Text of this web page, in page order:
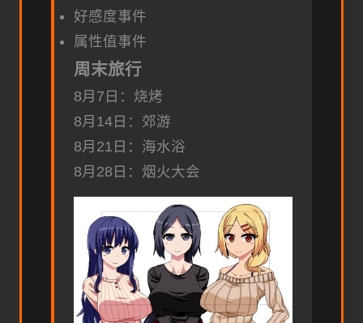
好感度事件
属性值事件
周末旅行
8月7日：烧烤
8月14日：郊游
8月21日：海水浴
8月28日：烟火大会